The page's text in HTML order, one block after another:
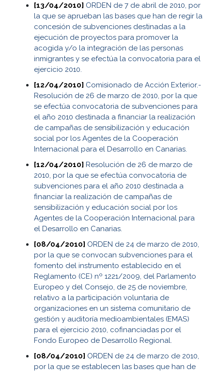
[13/04/2010] ORDEN de 7 de abril de 2010, por
la que se aprueban las bases que han de regir la
concesión de subvenciones destinadas a la
ejecución de proyectos para promover la
acogida y/o la integración de las personas
inmigrantes y se efectúa la convocatoria para el
ejercicio 2010.
[12/04/2010] Comisionado de Acción Exterior.-
Resolución de 26 de marzo de 2010, por la que
se efectúa convocatoria de subvenciones para
el año 2010 destinada a financiar la realización
de campañas de sensibilización y educación
social por los Agentes de la Cooperación
Internacional para el Desarrollo en Canarias.
[12/04/2010] Resolución de 26 de marzo de
2010, por la que se efectúa convocatoria de
subvenciones para el año 2010 destinada a
financiar la realización de campañas de
sensibilización y educación social por los
Agentes de la Cooperación Internacional para
el Desarrollo en Canarias.
[08/04/2010] ORDEN de 24 de marzo de 2010,
por la que se convocan subvenciones para el
fomento del instrumento establecido en el
Reglamento (CE) nº 1221/2009, del Parlamento
Europeo y del Consejo, de 25 de noviembre,
relativo a la participación voluntaria de
organizaciones en un sistema comunitario de
gestión y auditoría medioambientales (EMAS)
para el ejercicio 2010, cofinanciadas por el
Fondo Europeo de Desarrollo Regional.
[08/04/2010] ORDEN de 24 de marzo de 2010,
por la que se establecen las bases que han de